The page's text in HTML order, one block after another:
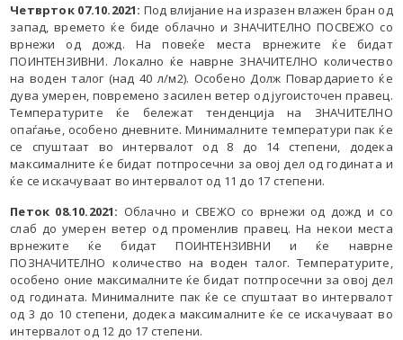
Четврток 07.10.2021:Под влијание на изразен влажен бран од
запад, времето ќе биде облачно и ЗНАЧИТЕЛНО ПОСВЕЖО со
врнежи од дожд. На повеќе места врнежите ќе бидат
ПОИНТЕНЗИВНИ. Локално ќе наврне ЗНАЧИТЕЛНО количество
на воден талог (над 40 л/м2). Особено Долж Повардарието ќе
дува умерен, повремено засилен ветер од југоисточен правец.
Температурите ќе бележат тенденција на ЗНАЧИТЕЛНО
опаѓање, особено дневните. Минималните температури пак ќе
се спуштаат во интервалот од 8 до 14 степени, додека
максималните ќе бидат потпросечни за овој дел од годината и
ќе се искачуваат во интервалот од 11 до 17 степени.
Петок 08.10.2021: Облачно и СВЕЖО со врнежи од дожд и со
слаб до умерен ветер од променлив правец. На некои места
врнежите ќе бидат ПОИНТЕНЗИВНИ и ќе наврне
ПОЗНАЧИТЕЛНО количество на воден талог. Температурите,
особено оние максималните ќе бидат потпросечни за овој дел
од годината. Минималните пак ќе се спуштаат во интервалот
од 3 до 10 степени, додека максималните ќе се искачуваат во
интервалот од 12 до 17 степени.